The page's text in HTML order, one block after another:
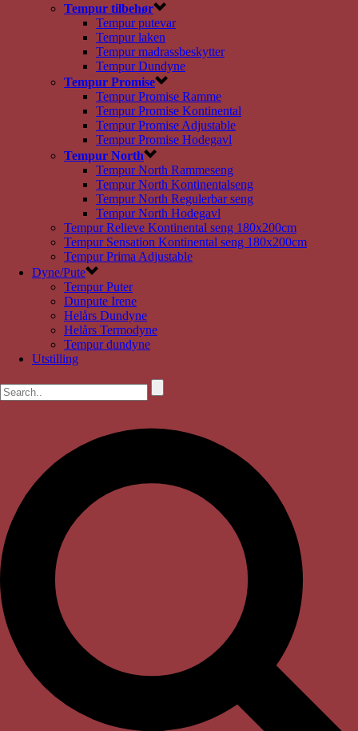
Tempur tilbehør
Tempur putevar
Tempur laken
Tempur madrassbeskytter
Tempur Dundyne
Tempur Promise
Tempur Promise Ramme
Tempur Promise Kontinental
Tempur Promise Adjustable
Tempur Promise Hodegavl
Tempur North
Tempur North Rammeseng
Tempur North Kontinentalseng
Tempur North Regulerbar seng
Tempur North Hodegavl
Tempur Relieve Kontinental seng 180x200cm
Tempur Sensation Kontinental seng 180x200cm
Tempur Prima Adjustable
Dyne/Pute
Tempur Puter
Dunpute Irene
Helårs Dundyne
Helårs Termodyne
Tempur dundyne
Utstilling